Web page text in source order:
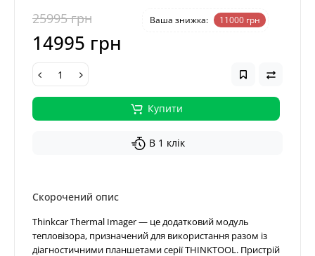
25995 грн Ваша знижка: 11000 грн
14995 грн
Купити
В 1 клік
Скорочений опис
Thinkcar Thermal Imager — це додатковий модуль
тепловізора, призначений для використання разом із
діагностичними планшетами серії THINKTOOL. Пристрій